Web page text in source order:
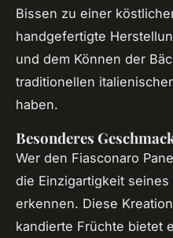
Bissen zu einer
handgefertigte
und dem Können der
traditionellen
haben.
Besonderes
Wer den Fiasconaro
die Einzigartigkeit seines
erkennen. Diese
kandierte Früchte bietet